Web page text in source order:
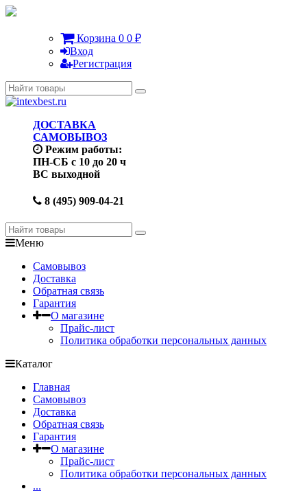
Корзина 0 0 ₽
Вход
Регистрация
ДОСТАВКА
САМОВЫВОЗ
Режим работы:
ПН-СБ с 10 до 20 ч
ВС выходной
8 (495) 909-04-21
Меню
Самовывоз
Доставка
Обратная связь
Гарантия
О магазине
Прайс-лист
Политика обработки персональных данных
Каталог
Главная
Самовывоз
Доставка
Обратная связь
Гарантия
О магазине
Прайс-лист
Политика обработки персональных данных
...